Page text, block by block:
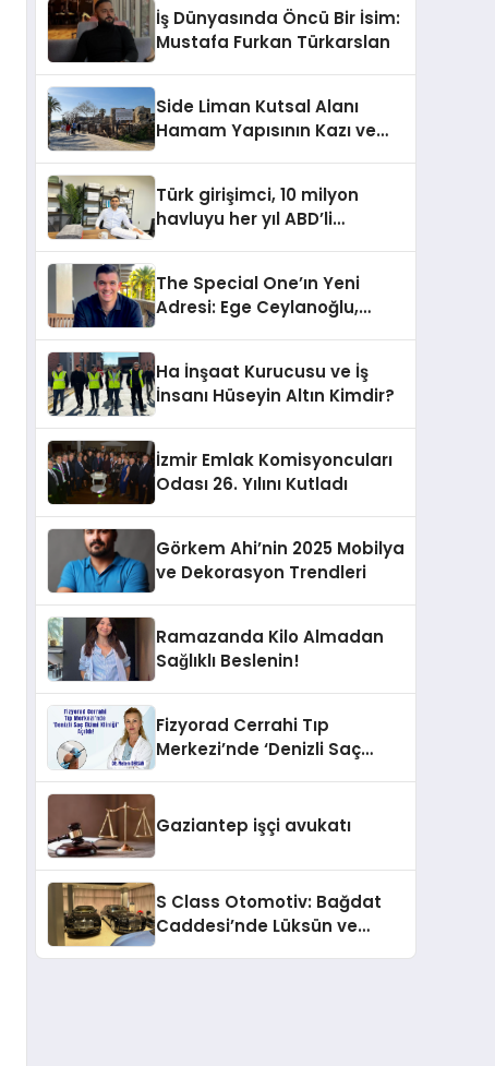
İş Dünyasında Öncü Bir İsim:
Mustafa Furkan Türkarslan
Side Liman Kutsal Alanı
Hamam Yapısının Kazı ve
Katkılarıyla Tamamlandı
Türk girişimci, 10 milyon
havluyu her yıl ABD’li
The Special One’ın Yeni
Adresi: Ege Ceylanoğlu,
Geldi!
Ha İnşaat Kurucusu ve İş
İnsanı Hüseyin Altın Kimdir?
İzmir Emlak Komisyoncuları
Odası 26. Yılını Kutladı
Görkem Ahi’nin 2025 Mobilya
ve Dekorasyon Trendleri
Ramazanda Kilo Almadan
Sağlıklı Beslenin!
Fizyorad Cerrahi Tıp
Merkezi’nde ‘Denizli Saç
Gaziantep işçi avukatı
S Class Otomotiv: Bağdat
Caddesi’nde Lüksün ve